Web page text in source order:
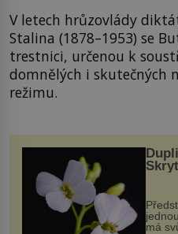
V letech hrůzovlády
Stalina (1878–1953) se
trestnici, určenou k
domnělých i skutečných
režimu.
má